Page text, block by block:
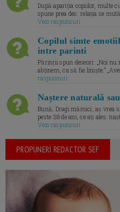
După apariția copiilor, multe
spune prea des: relația se
Vezi raspunsuri
Copilul simte
intre parinti
Părinții spun deseori: „Noi nu
abținem, ca să fie liniște.”
raspunsuri
Naștere naturală
Bună, Dragi mămici, aș vrea
peste 38 de ani, ce ați ales:
Vezi raspunsuri
PROPUNERI REDACTOR SEF